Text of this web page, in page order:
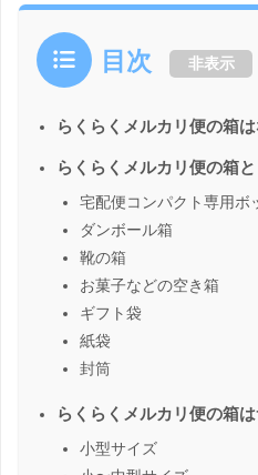
目次 非表示
らくらくメルカリ便の箱
らくらくメルカリ便の箱
宅配便コンパクト専用ボ
ダンボール箱
靴の箱
お菓子などの空き箱
ギフト袋
紙袋
封筒
らくらくメルカリ便の箱
小型サイズ